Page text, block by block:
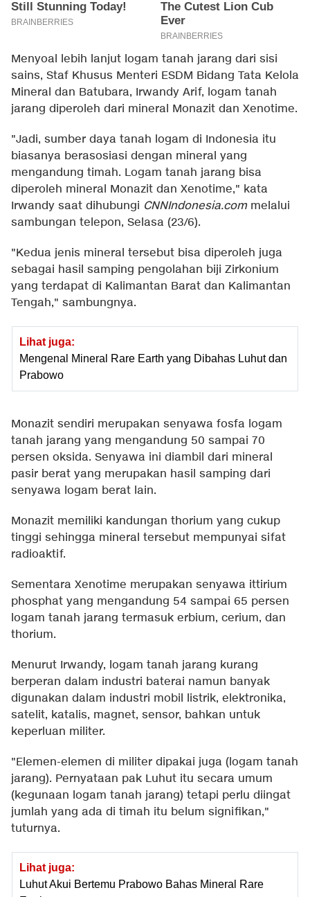
Menyoal lebih lanjut logam tanah jarang dari sisi
sains, Staf Khusus Menteri ESDM Bidang Tata Kelola
Mineral dan Batubara, Irwandy Arif, logam tanah
jarang diperoleh dari mineral Monazit dan Xenotime.
"Jadi, sumber daya tanah logam di Indonesia itu
biasanya berasosiasi dengan mineral yang
mengandung timah. Logam tanah jarang bisa
diperoleh mineral Monazit dan Xenotime," kata
Irwandy saat dihubungi CNNIndonesia.commelalui
sambungan telepon, Selasa (23/6).
"Kedua jenis mineral tersebut bisa diperoleh juga
sebagai hasil samping pengolahan biji Zirkonium
yang terdapat di Kalimantan Barat dan Kalimantan
Tengah," sambungnya.
Lihat juga:
Mengenal Mineral Rare Earth yang Dibahas Luhut dan
Prabowo
Monazit sendiri merupakan senyawa fosfa logam
tanah jarang yang mengandung 50 sampai 70
persen oksida. Senyawa ini diambil dari mineral
pasir berat yang merupakan hasil samping dari
senyawa logam berat lain.
Monazit memiliki kandungan thorium yang cukup
tinggi sehingga mineral tersebut mempunyai sifat
radioaktif.
Sementara Xenotime merupakan senyawa ittirium
phosphat yang mengandung 54 sampai 65 persen
logam tanah jarang termasuk erbium, cerium, dan
thorium.
Menurut Irwandy, logam tanah jarang kurang
berperan dalam industri baterai namun banyak
digunakan dalam industri mobil listrik, elektronika,
satelit, katalis, magnet, sensor, bahkan untuk
keperluan militer.
"Elemen-elemen di militer dipakai juga (logam tanah
jarang). Pernyataan pak Luhut itu secara umum
(kegunaan logam tanah jarang) tetapi perlu diingat
jumlah yang ada di timah itu belum signifikan,"
tuturnya.
Lihat juga:
Luhut Akui Bertemu Prabowo Bahas Mineral Rare